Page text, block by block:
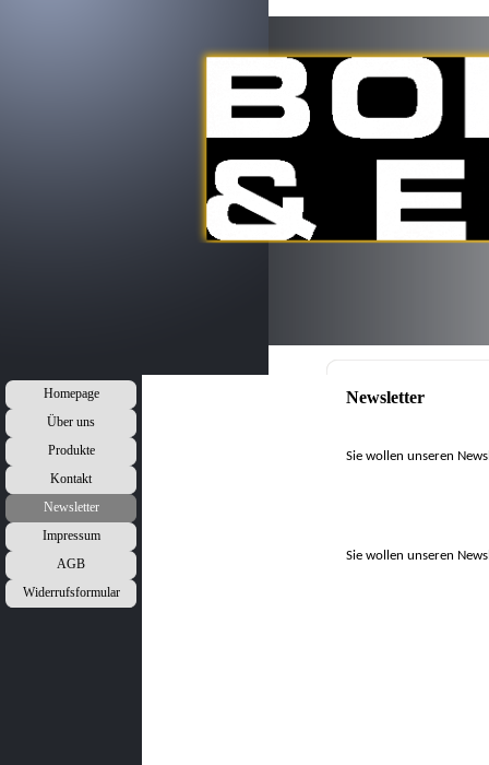
Homepage
Über uns
Produkte
Kontakt
Newsletter
Impressum
AGB
Widerrufsformular
Newsletter
Sie wollen unseren
Sie wollen unseren